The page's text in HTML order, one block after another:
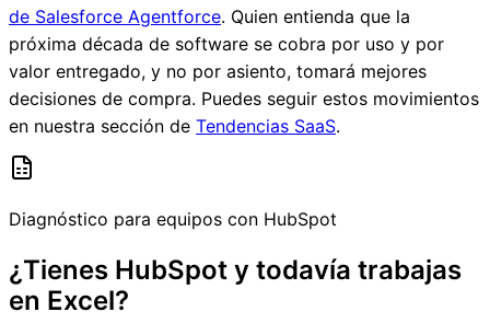
de Salesforce Agentforce. Quien entienda que la
próxima década de software se cobra por uso y por
valor entregado, y no por asiento, tomará mejores
decisiones de compra. Puedes seguir estos movimientos
en nuestra sección de Tendencias SaaS.
Diagnóstico para equipos con HubSpot
¿Tienes HubSpot y todavía trabajas
en Excel?